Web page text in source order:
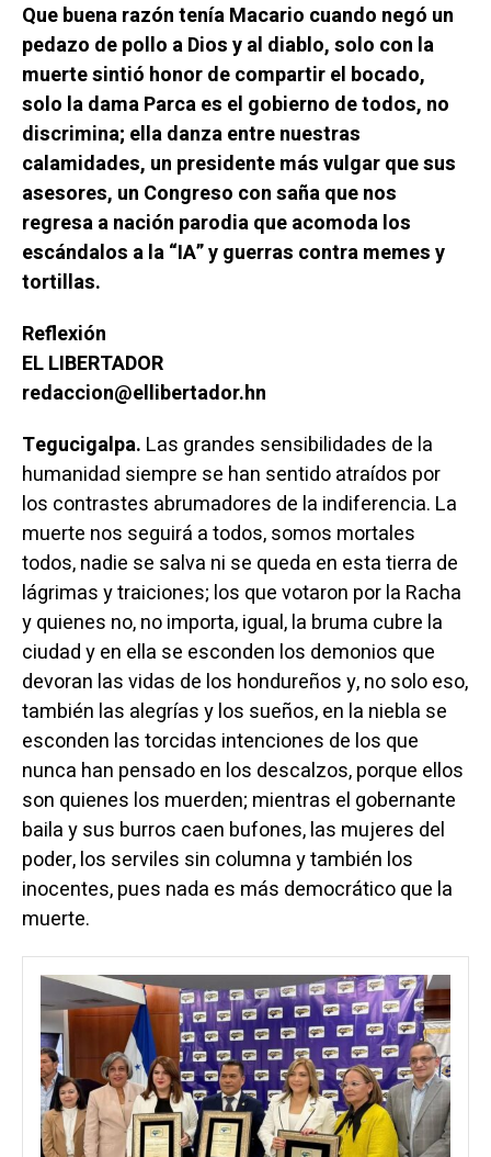
Que buena razón tenía Macario cuando negó un
pedazo de pollo a Dios y al diablo, solo con la
muerte sintió honor de compartir el bocado,
solo la dama Parca es el gobierno de todos, no
discrimina; ella danza entre nuestras
calamidades, un presidente más vulgar que sus
asesores, un Congreso con saña que nos
regresa a nación parodia que acomoda los
escándalos a la “IA” y guerras contra memes y
tortillas.
Reflexión
EL LIBERTADOR
redaccion@ellibertador.hn
Tegucigalpa. Las grandes sensibilidades de la
humanidad siempre se han sentido atraídos por
los contrastes abrumadores de la indiferencia. La
muerte nos seguirá a todos, somos mortales
todos, nadie se salva ni se queda en esta tierra de
lágrimas y traiciones; los que votaron por la Racha
y quienes no, no importa, igual, la bruma cubre la
ciudad y en ella se esconden los demonios que
devoran las vidas de los hondureños y, no solo eso,
también las alegrías y los sueños, en la niebla se
esconden las torcidas intenciones de los que
nunca han pensado en los descalzos, porque ellos
son quienes los muerden; mientras el gobernante
baila y sus burros caen bufones, las mujeres del
poder, los serviles sin columna y también los
inocentes, pues nada es más democrático que la
muerte.